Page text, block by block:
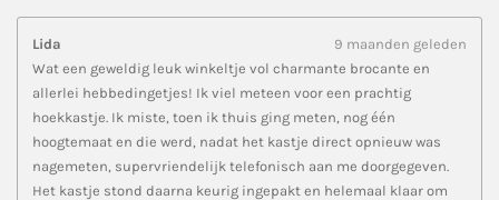
Lida
9 maanden geleden
Wat een geweldig leuk winkeltje vol charmante brocante en
allerlei hebbedingetjes! Ik viel meteen voor een prachtig
hoekkastje. Ik miste, toen ik thuis ging meten, nog één
hoogtemaat en die werd, nadat het kastje direct opnieuw was
nagemeten, supervriendelijk telefonisch aan me doorgegeven.
Het kastje stond daarna keurig ingepakt en helemaal klaar om